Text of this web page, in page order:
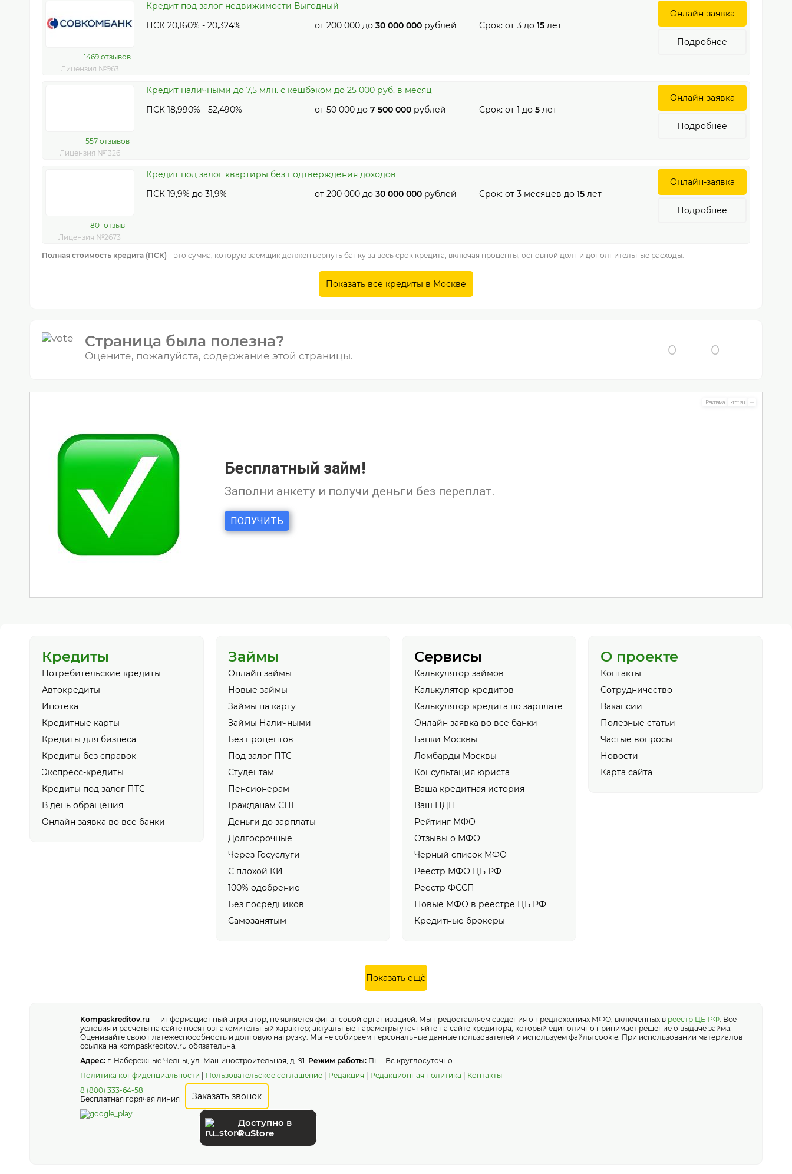
1469 отзывов
Лицензия №963
Кредит под залог недвижимости Выгодный
ПСК 20,160% - 20,324%
от200 000 до30 000 000 рублей Срок: от 3до 15лет
Онлайн-заявка
Подробнее
557 отзывов
Лицензия №1326
Кредит наличными до 7,5 млн. с кешбэком до 25 000 руб. в месяц
ПСК 18,990% - 52,490%
от50 000 до7 500 000 рублей Срок: от 1 до 5лет
Онлайн-заявка
Подробнее
801 отзыв
Лицензия №2673
Кредит под залог квартиры без подтверждения доходов
ПСК 19,9% до 31,9%
от200 000 до30 000 000 рублей Срок: от 3месяцев до 15лет
Онлайн-заявка
Подробнее
Полная стоимость кредита (ПСК) – это сумма, которую заемщик должен вернуть банку за весь срок кредита, включая проценты, основной долг и дополнительные расходы.
Показать все кредиты в Москве
Страница была полезна?
Оцените, пожалуйста, содержание этой страницы. 0 0
Кредиты
Потребительские кредиты
Автокредиты
Ипотека
Кредитные карты
Кредиты для бизнеса
Кредиты без справок
Экспресс-кредиты
Кредиты под залог ПТС
В день обращения
Онлайн заявка во все банки
Займы
Онлайн займы
Новые займы
Займы на карту
Займы Наличными
Без процентов
Под залог ПТС
Студентам
Пенсионерам
Гражданам СНГ
Деньги до зарплаты
Долгосрочные
Через Госуслуги
С плохой КИ
100% одобрение
Без посредников
Самозанятым
Сервисы
Калькулятор займов
Калькулятор кредитов
Калькулятор кредита по зарплате
Онлайн заявка во все банки
Банки Москвы
Ломбарды Москвы
Консультация юриста
Ваша кредитная история
Ваш ПДН
Рейтинг МФО
Отзывы о МФО
Черный список МФО
Реестр МФО ЦБ РФ
Реестр ФССП
Новые МФО в реестре ЦБ РФ
Кредитные брокеры
О проекте
Контакты
Сотрудничество
Вакансии
Полезные статьи
Частые вопросы
Новости
Карта сайта
Показать ещё
Kompaskreditov.ru — информационный агрегатор, не является финансовой организацией. Мы предоставляем сведения о предложениях МФО, включенных в реестр ЦБ РФ. Все
условия и расчеты на сайте носят ознакомительный характер; актуальные параметры уточняйте на сайте кредитора, который единолично принимает решение о выдаче займа.
Оценивайте свою платежеспособность и долговую нагрузку. Мы не собираем персональные данные пользователей и используем файлы cookie. При использовании материалов
ссылка на kompaskreditov.ru обязательна.
Адрес: г. Набережные Челны, ул. Машиностроительная, д. 91. Режим работы: Пн - Вс круглосуточно
Политика конфиденциальности
Пользовательское соглашение Редакция Редакционная политика
Контакты
8 (800) 333-64-58
Бесплатная горячая линия
Заказать звонок
Доступно в
RuStore